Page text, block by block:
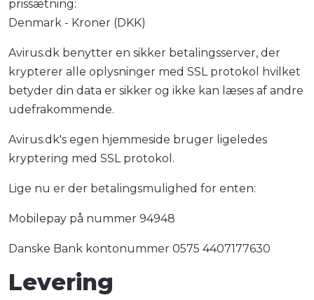
prissætning:
Denmark - Kroner (DKK)
Avirus.dk benytter en sikker betalingsserver, der
krypterer alle oplysninger med SSL protokol hvilket
betyder din data er sikker og ikke kan læses af andre
udefrakommende.
Avirus.dk's egen hjemmeside bruger ligeledes
kryptering med SSL protokol.
Lige nu er der betalingsmulighed for enten:
Mobilepay på nummer 94948
Danske Bank kontonummer 0575 4407177630
Levering